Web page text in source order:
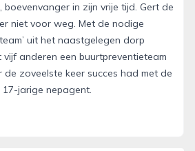
boevenvanger in zijn vrije tijd. Gert de
niet voor weg. Met de nodige
uit het naastgelegen dorp
vijf anderen een buurtpreventieteam
zoveelste keer succes had met de
jarige nepagent.